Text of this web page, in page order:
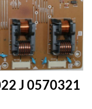
J 0570321